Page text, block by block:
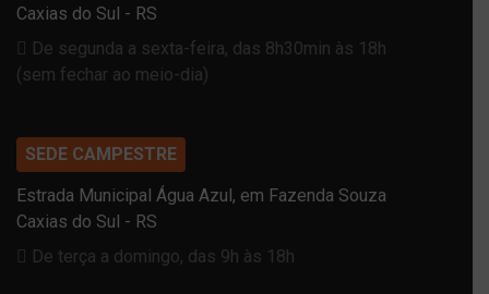
Caxias do Sul - RS
De segunda a sexta-feira, das 8h30min às 18h
(sem fechar ao meio-dia)
SEDE CAMPESTRE
Estrada Municipal Água Azul, em Fazenda Souza
Caxias do Sul - RS
De terça a domingo, das 9h às 18h